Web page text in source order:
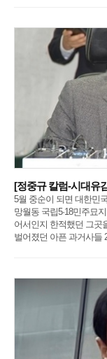
[정중규 칼럼-시대유
5월 중순이 되면 대한민
망월동 국립5·18민주묘
어서인지 한적했던 그곳
벌어졌던 아픈 과거사들